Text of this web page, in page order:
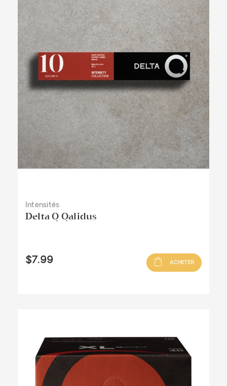
Intensités
Delta Q Qalidus
$7.99 ACHETER